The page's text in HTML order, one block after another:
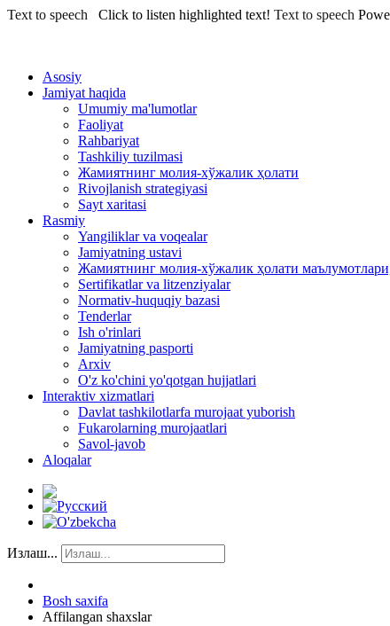
Text to speech Click to listen highlighted text! Text to speech
Asosiy
Jamiyat haqida
Umumiy ma'lumotlar
Faoliyat
Rahbariyat
Tashkiliy tuzilmasi
Жамиятнинг молия-хўжалик ҳолати
Rivojlanish strategiyasi
Sayt xaritasi
Rasmiy
Yangiliklar va voqealar
Jamiyatning ustavi
Жамиятнинг молия-хўжалик ҳолати
Sertifikatlar va litzenziyalar
Normativ-huquqiy bazasi
Tenderlar
Ish o'rinlari
Jamiyatning pasporti
Arxiv
O'z ko'chini yo'qotgan hujjatlari
Interaktiv xizmatlari
Davlat tashkilotlarfa murojaat yuborish
Fukarolarning murojaatlari
Savol-javob
Aloqalar
Излаш...
Bosh saxifa
Affilangan shaxslar